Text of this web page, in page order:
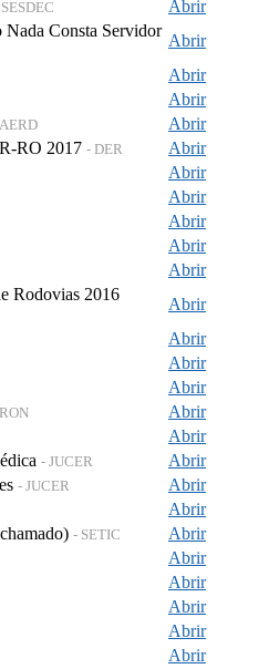
Abrir
Nada Consta Servidor
Abrir
Abrir
Abrir
Abrir
RO 2017 - DER
Abrir
Abrir
Abrir
Abrir
Abrir
Abrir
Rodovias 2016
Abrir
Abrir
Abrir
Abrir
Abrir
Abrir
- JUCER
Abrir
- JUCER
Abrir
Abrir
- SETIC
Abrir
Abrir
Abrir
Abrir
Abrir
Abrir